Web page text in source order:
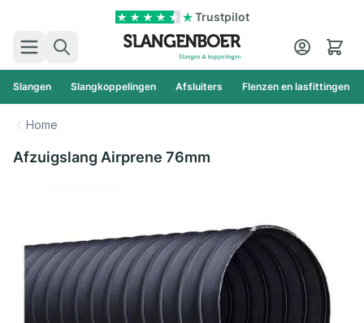
Trustpilot
Zoek
Cart
Slangen Slangkoppelingen Afsluiters Flenzen en lasfittingen
Home
Afzuigslang Airprene 76mm